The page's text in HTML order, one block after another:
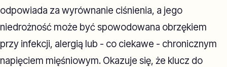
odpowiada za wyrównanie ciśnienia, a jego
niedrożność może być spowodowana obrzękiem
przy infekcji, alergią lub - co ciekawe - chronicznym
napięciem mięśniowym. Okazuje się, że klucz do